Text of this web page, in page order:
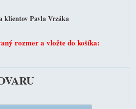
klientov Pavla Vrzáka
rozmer a vložte do košíka: